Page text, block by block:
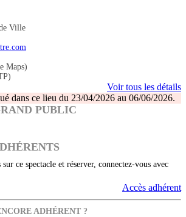
Ville
Maps)
Voir tous les détails
dans ce lieu du 23/04/2026 au 06/06/2026.
PUBLIC
ce spectacle et réserver, connectez-vous avec
Accès adhérent
ADHÉRENT ?